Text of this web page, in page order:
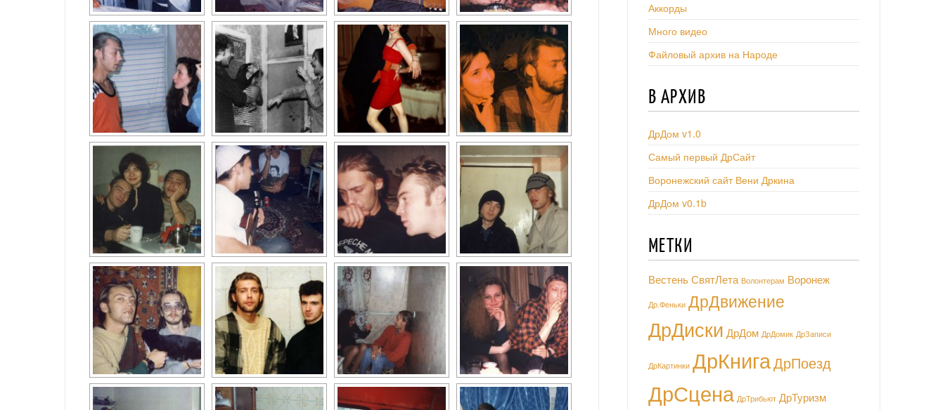
Аккорды
Много видео
Файловый архив на Народе
В АРХИВ
ДрДом v1.0
Самый первый ДрСайт
Воронежский сайт Вени Дркина
ДрДом v0.1b
МЕТКИ
Вестень СвятЛета Волонтерам Воронеж
Др.Феньки ДрДвижение
ДрДиски ДрДом ДрДомик ДрЗаписи
ДрКартинки ДрКнигаДрПоезд
ДрСцена ДрТрибьют ДрТуризм